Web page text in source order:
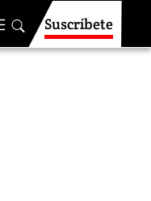
Suscríbete